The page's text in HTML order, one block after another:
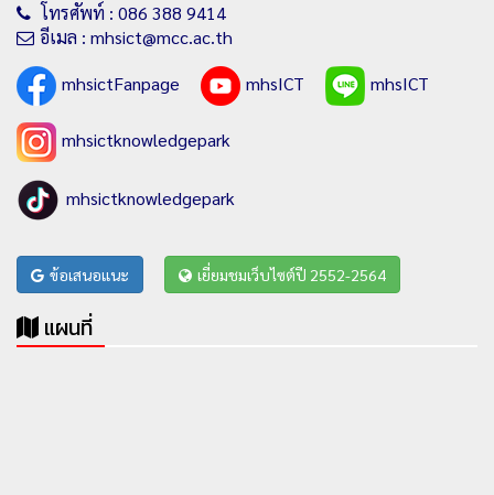
โทรศัพท์ : 086 388 9414
อีเมล : mhsict@mcc.ac.th
mhsictFanpage
mhsICT mhsICT
mhsictknowledgepark
mhsictknowledgepark
ข้อเสนอแนะ เยี่ยมชมเว็บไซต์ปี 2552-2564
แผนที่